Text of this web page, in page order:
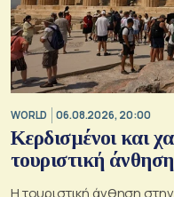
WORLD 06.08.2026, 20:00
Κερδισμένοι και
τουριστική